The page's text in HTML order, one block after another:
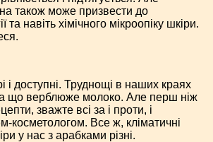
також може призвести до
та навіть хімічного мікроопіку шкіри.
і доступні. Труднощі в наших краях
що верблюже молоко. Але перш ніж
зважте всі за і проти, і
косметологом. Все ж, кліматичні
у нас з арабками різні.